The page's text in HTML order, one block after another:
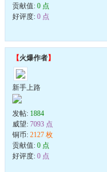
贡献值: 0 点
好评度: 0 点
【火爆作者】
新手上路
发帖: 1884
威望: 7093 点
铜币: 2127 枚
贡献值: 0 点
好评度: 0 点